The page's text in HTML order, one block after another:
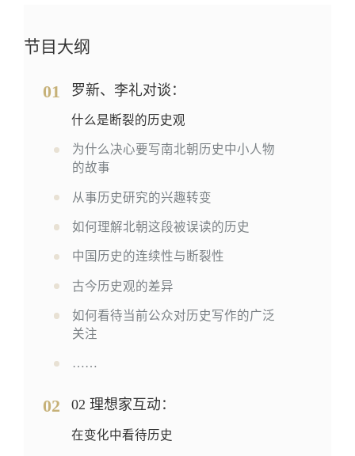
节目大纲
01 罗新、李礼对谈：
什么是断裂的历史观
为什么决心要写南北朝历史中小人物
的故事
从事历史研究的兴趣转变
如何理解北朝这段被误读的历史
中国历史的连续性与断裂性
古今历史观的差异
如何看待当前公众对历史写作的广泛
关注
……
02 02 理想家互动：
在变化中看待历史